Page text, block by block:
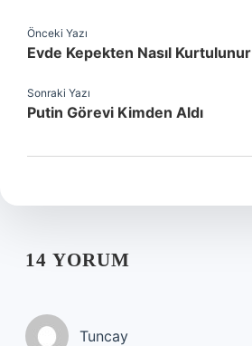
Önceki Yazı
Evde Kepekten Nasıl Kurtulunur
Sonraki Yazı
Putin Görevi Kimden Aldı
14 YORUM
Tuncay